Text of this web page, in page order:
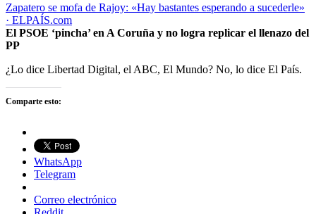
Zapatero se mofa de Rajoy: «Hay bastantes esperando a sucederle»
· ELPAÍS.com
El PSOE ‘pincha’ en A Coruña y no logra replicar el llenazo del
PP
¿Lo dice Libertad Digital, el ABC, El Mundo? No, lo dice El País.
Comparte esto:
WhatsApp
Telegram
Correo electrónico